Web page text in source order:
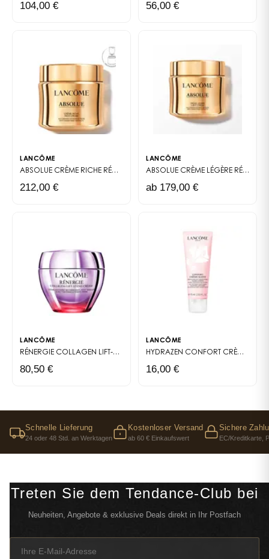
Facil Clean & Care für empfindliche Augen und
Kontaktlinsenträger geeignet.
TEXTUR
Zweiphasige, nicht klebende Textur mit nicht fettigem
Finish.
Lancôme die französische Marke des Glücks seit 1935.
Formeln, die zu mindestens 90% aus Inhaltsstoffen
**Gute Maßnahmen für eine bessere Pflege des
Planeten
104,00 € 56,00 €
LANCÔME
ABSOLUE CRÈME RICHE RÉGÉNÉRANTE
212,00 €
LANCÔME
ABSOLUE CRÈME LÉGÈRE RÉGÉNÉRATRICE
ab 179,00 €
LANCÔME
RÉNERGIE COLLAGEN LIFT-XTEND CRÈME RAFFERMISSANTE CRÈME
80,50 €
LANCÔME
HYDRAZEN CONFORT CRÈME MAINS
16,00 €
Schnelle Lieferung
24 oder 48 Std. an Werktagen
Kostenloser Versand
ab 60 € Einkaufswert
Sichere
EC/Kreditkarte,
Treten Sie dem Tendance-Club bei
Neuheiten, Angebote & exklusive Deals direkt in Ihr Postfach